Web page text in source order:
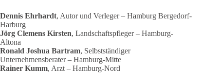
Dennis Ehrhardt, Autor und Verleger – Hamburg Bergedorf-
Harburg
Jörg Clemens Kirsten, Landschaftspfleger – Hamburg-
Altona
Ronald Joshua Bartram, Selbstständiger
Unternehmensberater – Hamburg-Mitte
Rainer Kumm, Arzt – Hamburg-Nord